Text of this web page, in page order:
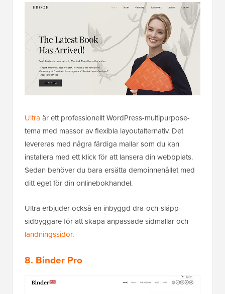
Ultra är ett professionellt WordPress-multipurpose-
tema med massor av flexibla layoutalternativ. Det
levereras med några färdiga mallar som du kan
installera med ett klick för att lansera din webbplats.
Sedan behöver du bara ersätta demoinnehållet med
ditt eget för din onlinebokhandel.
Ultra erbjuder också en inbyggd dra-och-släpp-
sidbyggare för att skapa anpassade sidmallar och
landningssidor.
8. Binder Pro